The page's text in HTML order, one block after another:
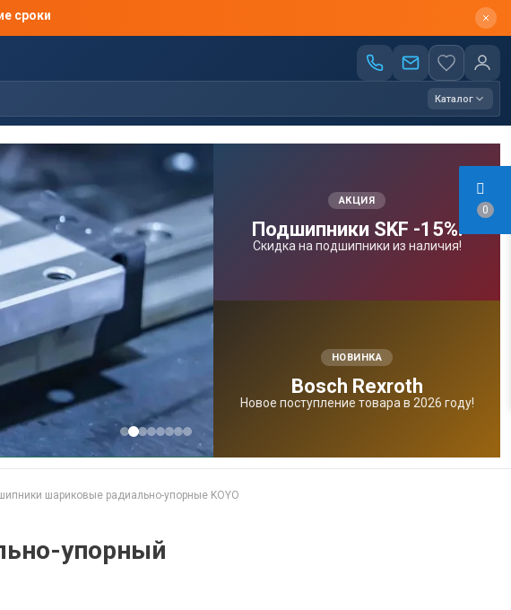
0
сроки
Каталог
АКЦИЯ
Подшипники SKF -15%!
Скидка на подшипники из наличия!
НОВИНКА
Bosсh Rexroth
Новое поступление товара в 2026 году!
шариковые радиально-упорные KOYO
упорный